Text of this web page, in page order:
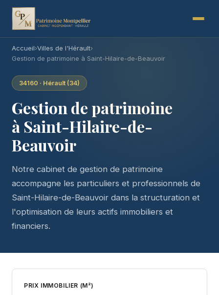
Accueil›Villes de l'Hérault›
Gestion de patrimoine à Saint-Hilaire-de-Beauvoir
34160 · Hérault (34)
Gestion de patrimoine
à Saint-Hilaire-de-
Beauvoir
Notre cabinet de gestion de patrimoine
accompagne les particuliers et professionnels de
Saint-Hilaire-de-Beauvoir dans la structuration et
l'optimisation de leurs actifs immobiliers et
financiers.
PRIX IMMOBILIER (M²)